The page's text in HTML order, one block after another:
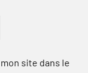
site dans le